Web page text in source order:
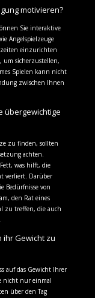
motivieren?
Sie interaktive
Angelspielzeuge
einzurichten
um sicherzustellen,
Spielen kann nicht
zwischen Ihnen
übergewichtige
zu finden, sollten
achten.
was hilft, die
verliert. Darüber
Bedürfnisse von
den Rat eines
zu treffen, die auch
ihr Gewicht zu
auf das Gewicht Ihrer
nicht nur einmal
über den Tag